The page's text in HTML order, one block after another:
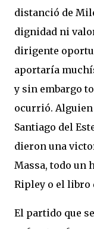
distanció de
dignidad ni
dirigente
aportaría
y sin embargo
ocurrió. Alguien
Santiago del
dieron una
Massa, todo un
Ripley o el libro
El partido que